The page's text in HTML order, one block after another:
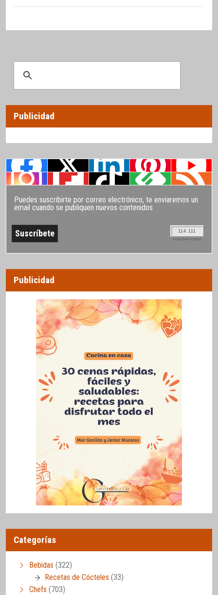
Publicidad
Puedes suscribirte por correo electrónico, te enviaremos un
email cuando se publiquen nuevos contenidos
114.111
SUSCRIPTORES
Publicidad
Categorías
Bebidas (322)
Recetas de Cócteles (33)
Chefs (703)